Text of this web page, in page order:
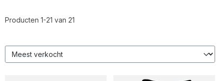
Producten 1-21 van 21